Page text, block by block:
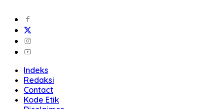
Indeks
Redaksi
Contact
Kode Etik